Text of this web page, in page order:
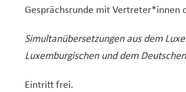
Gesprächsrunde mit Vertreter*innen
Simultanübersetzungen aus dem
Luxemburgischen und dem
Eintritt frei.